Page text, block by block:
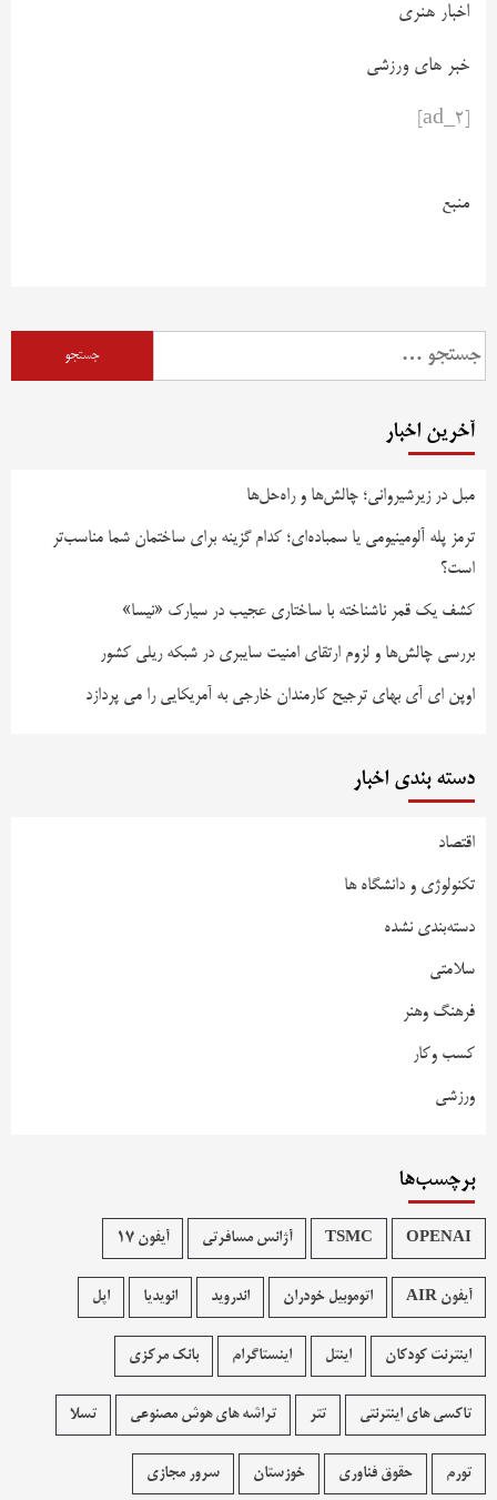
اخبار هنری
خبر های ورزشی
منبع
آخرین اخبار
مبل در زیرشیروانی؛ چالش‌ها و راه‌حل‌ها
ترمز پله آلومینیومی یا سمباده‌ای؛ کدام گزینه برای ساختمان شما مناسب‌تر
است؟
کشف یک قمر ناشناخته با ساختاری عجیب در سیارک «نیسا»
بررسی چالش‌ها و لزوم ارتقای امنیت سایبری در شبکه ریلی کشور
اوپن ای آی بهای ترجیح کارمندان خارجی به آمریکایی را می پردازد
دسته بندی اخبار
اقتصاد
تکنولوژی و دانشگاه ها
دسته‌بندی نشده
سلامتی
فرهنگ وهنر
کسب وکار
ورزشی
برچسب‌ها
OPENAI
TSMC آژانس مسافرتی آیفون 17
آیفون AIR اتوموبیل خودران اندروید انویدیا اپل
اینترنت کودکان اینتل اینستاگرام بانک مرکزی
تاکسی های اینترنتی تتر تراشه های هوش مصنوعی تسلا
تورم حقوق فناوری خوزستان سرور مجازی